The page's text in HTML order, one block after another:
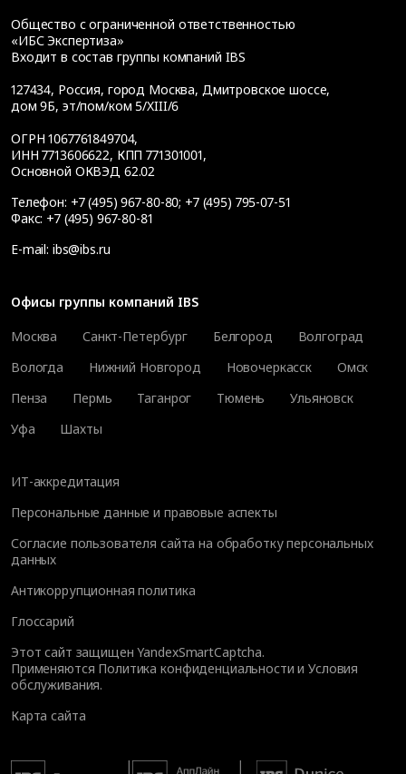
Общество с ограниченной ответственностью
«ИБС Экспертиза»
Входит в состав группы компаний IBS
127434, Россия, город Москва, Дмитровское шоссе,
дом 9Б, эт/пом/ком 5/XIII/6
ОГРН 1067761849704,
ИНН 7713606622, КПП 771301001,
Основной ОКВЭД 62.02
Телефон: +7 (495) 967-80-80; +7 (495) 795-07-51
Факс: +7 (495) 967-80-81
E-mail: ibs@ibs.ru
Офисы группы компаний IBS
Москва
Санкт-Петербург Белгород
Волгоград
Вологда
Нижний Новгород Новочеркасск
Омск
Пенза
Пермь Таганрог Тюмень
Ульяновск
Уфа
Шахты
ИТ-аккредитация
Персональные данные и правовые аспекты
Согласие пользователя сайта на обработку персональных
данных
Антикоррупционная политика
Глоссарий
Этот сайт защищен YandexSmartCaptcha.
Применяются Политика конфиденциальности иУсловия
обслуживания.
Карта сайта